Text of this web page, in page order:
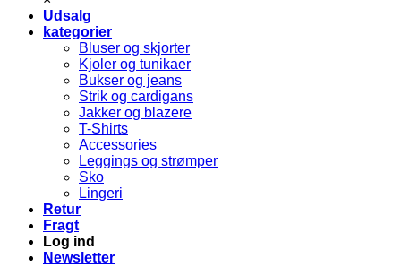
Udsalg
kategorier
Bluser og skjorter
Kjoler og tunikaer
Bukser og jeans
Strik og cardigans
Jakker og blazere
T-Shirts
Accessories
Leggings og strømper
Sko
Lingeri
Retur
Fragt
Log ind
Newsletter